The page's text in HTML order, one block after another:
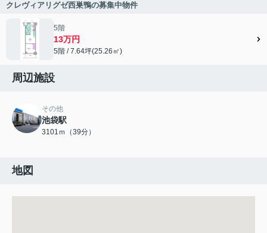
クレヴィアリグゼ西巣鴨の募集中物件
5階
13万円
5階 / 7.64坪(25.26㎡)
周辺施設
その他
池袋駅
3101ｍ（39分）
地図